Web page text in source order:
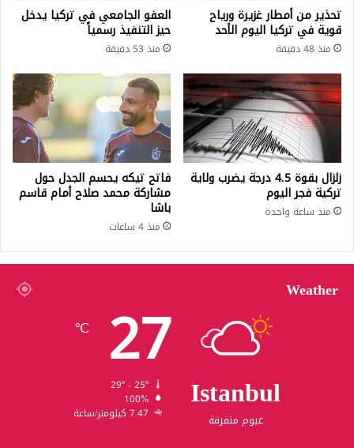
تحذير من أمطار غزيرة ورياح
قوية في تركيا اليوم الأحد
منذ 48 دقيقة
العفو الجامعي في تركيا يدخل
حيز التنفيذ رسمياً
منذ 53 دقيقة
زلزال بقوة 4.5 درجة يضرب ولاية
تركية فجر اليوم
منذ ساعة واحدة
فاتح تيكه يحسم الجدل حول
مشاركة محمد صلاح أمام قاسم
باشا
منذ 4 ساعات
Weather
Istanbul
غيوم متفرقة
27
℃
100%
7.47 كيلومتر/ساعة